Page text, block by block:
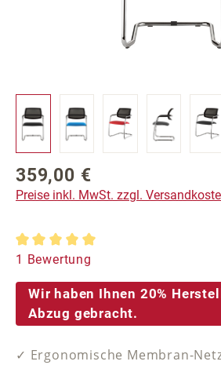
Regulärer Preis:
359,00 €
Preise inkl. MwSt. zzgl.
Durchschnittliche Bewertung von
1 Bewertung
Wir haben Ihnen 20%
Abzug gebracht.
✓ Ergonomische Membran-